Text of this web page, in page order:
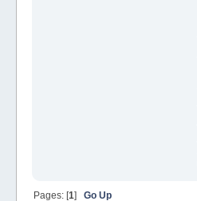
Pages: [1] Go Up